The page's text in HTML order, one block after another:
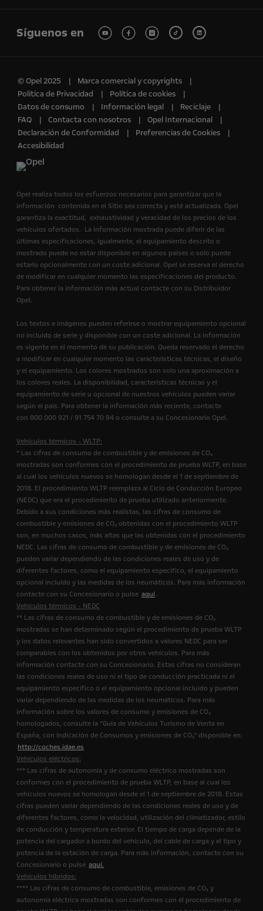
Síguenos en
© Opel 2025
Marca comercial y copyrights
Política de Privacidad
Política de cookies
Datos de consumo
Información legal
Reciclaje
FAQ
Contacta con nosotros
Opel Internacional
Declaración de Conformidad
Preferencias de Cookies
Accesibilidad
Opel realiza todos los esfuerzos necesarios para garantizar que la
información contenida en el Sitio sea correcta y esté actualizada. Opel
garantiza la exactitud, exhaustividad y veracidad de los precios de los
vehículos ofertados. La información mostrada puede diferir de las
últimas especificaciones, igualmente, el equipamiento descrito o
mostrado puede no estar disponible en algunos países o solo puede
estarlo opcionalmente con un coste adicional. Opel se reserva el derecho
de modificar en cualquier momento las especificaciones del producto.
Para obtener la información más actual contacte con su Distribuidor
Opel.
Los textos e imágenes pueden referirse o mostrar equipamiento opcional
no incluido de serie y disponible con un coste adicional. La información
es vigente en el momento de su publicación. Queda reservado el derecho
a modificar en cualquier momento las características técnicas, el diseño
y el equipamiento. Los colores mostrados son solo una aproximación a
los colores reales. La disponibilidad, características técnicas y el
equipamiento de serie u opcional de nuestros vehículos pueden variar
según el país. Para obtener la información más reciente, contacte
con 800 000 921 / 91 754 70 94 o consulte a su Concesionario Opel.
Vehículos térmicos - WLTP:
* Las cifras de consumo de combustible y de emisiones de CO₂
mostradas son conformes con el procedimiento de prueba WLTP, en base
al cual los vehículos nuevos se homologan desde el 1 de septiembre de
2018. El procedimiento WLTP reemplaza al Ciclo de Conducción Europeo
(NEDC) que era el procedimiento de prueba utilizado anteriormente.
Debido a sus condiciones más realistas, las cifras de consumo de
combustible y emisiones de CO₂ obtenidas con el procedimiento WLTP
son, en muchos casos, más altas que las obtenidas con el procedimiento
NEDC. Las cifras de consumo de combustible y de emisiones de CO₂
pueden variar dependiendo de las condiciones reales de uso y de
diferentes factores, como el equipamiento específico, el equipamiento
opcional incluido y las medidas de los neumáticos. Para más información
contacte con su Concesionario o pulse aquí .
Vehículos térmicos - NEDC
** Las cifras de consumo de combustible y de emisiones de CO₂
mostradas se han determinado según el procedimiento de prueba WLTP
y los datos relevantes han sido convertidos a valores NEDC para ser
comparables con los obtenidos por otros vehículos. Para más
información contacte con su Concesionario. Estas cifras no consideran
las condiciones reales de uso ni el tipo de conducción practicada ni el
equipamiento específico o el equipamiento opcional incluido y pueden
variar dependiendo de las medidas de los neumáticos. Para más
información sobre los valores de consumo y emisiones de CO₂
homologados, consulte la “Guía de Vehículos Turismo de Venta en
España, con Indicación de Consumos y emisiones de CO₂" disponible en:
http://coches.idae.es
Vehículos eléctricos:
*** Las cifras de autonomía y de consumo eléctrico mostradas son
conformes con el procedimiento de prueba WLTP, en base al cual los
vehículos nuevos se homologan desde el 1 de septiembre de 2018. Estas
cifras pueden variar dependiendo de las condiciones reales de uso y de
diferentes factores, como la velocidad, utilización del climatizador, estilo
de conducción y temperatura exterior. El tiempo de carga depende de la
potencia del cargador a bordo del vehículo, del cable de carga y el tipo y
potencia de la estación de carga. Para más información, contacte con su
Concesionario o pulse aquí.
Vehículos híbridos:
**** Las cifras de consumo de combustible, emisiones de CO₂ y
autonomía eléctrica mostradas son conformes con el procedimiento de